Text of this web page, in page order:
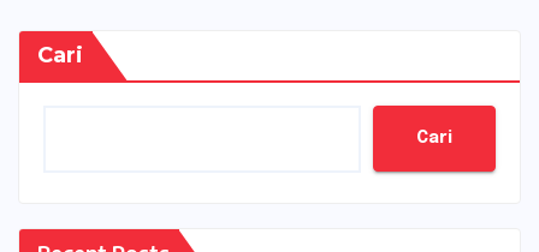
Cari
Cari